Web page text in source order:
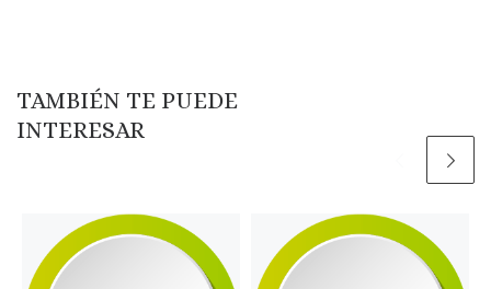
TAMBIÉN TE PUEDE
INTERESAR